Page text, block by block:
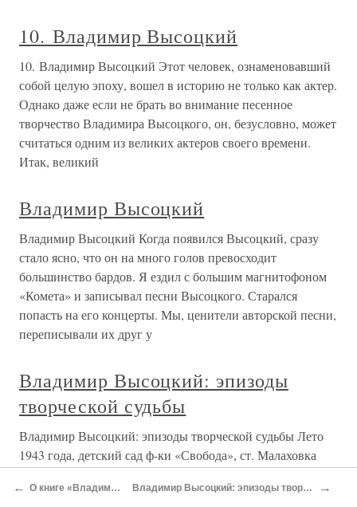
10. Владимир Высоцкий
10. Владимир Высоцкий Этот человек, ознаменовавший
собой целую эпоху, вошел в историю не только как актер.
Однако даже если не брать во внимание песенное
творчество Владимира Высоцкого, он, безусловно, может
считаться одним из великих актеров своего времени.
Итак, великий
Владимир Высоцкий
Владимир Высоцкий Когда появился Высоцкий, сразу
стало ясно, что он на много голов превосходит
большинство бардов. Я ездил с большим магнитофоном
«Комета» и записывал песни Высоцкого. Старался
попасть на его концерты. Мы, ценители авторской песни,
переписывали их друг у
Владимир Высоцкий: эпизоды
творческой судьбы
Владимир Высоцкий: эпизоды творческой судьбы Лето
1943 года, детский сад ф-ки «Свобода», ст. Малаховка
Высоцкому, исполнилось бы 50 лет... Но вот идет уже
← О книге «Владимир Высоцкий. Избранное» Владимир Высоцкий: эпизоды творческой судьбы Борис Акимов, Олег Терентьев →